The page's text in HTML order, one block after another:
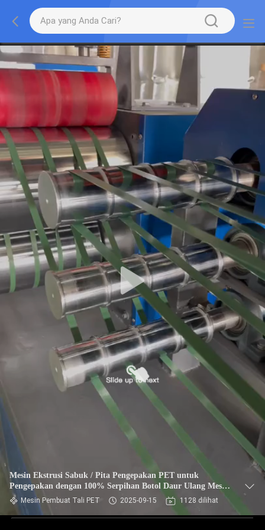
Mesin Ekstrusi Sabuk / Pita Pengepakan PET untuk
Pengepakan dengan 100% Serpihan Botol Daur Ulang Mesin
Pengemasan Sepenuhnya Otomatis
Mesin Pembuat Tali PET 2025-09-15 1128 dilihat